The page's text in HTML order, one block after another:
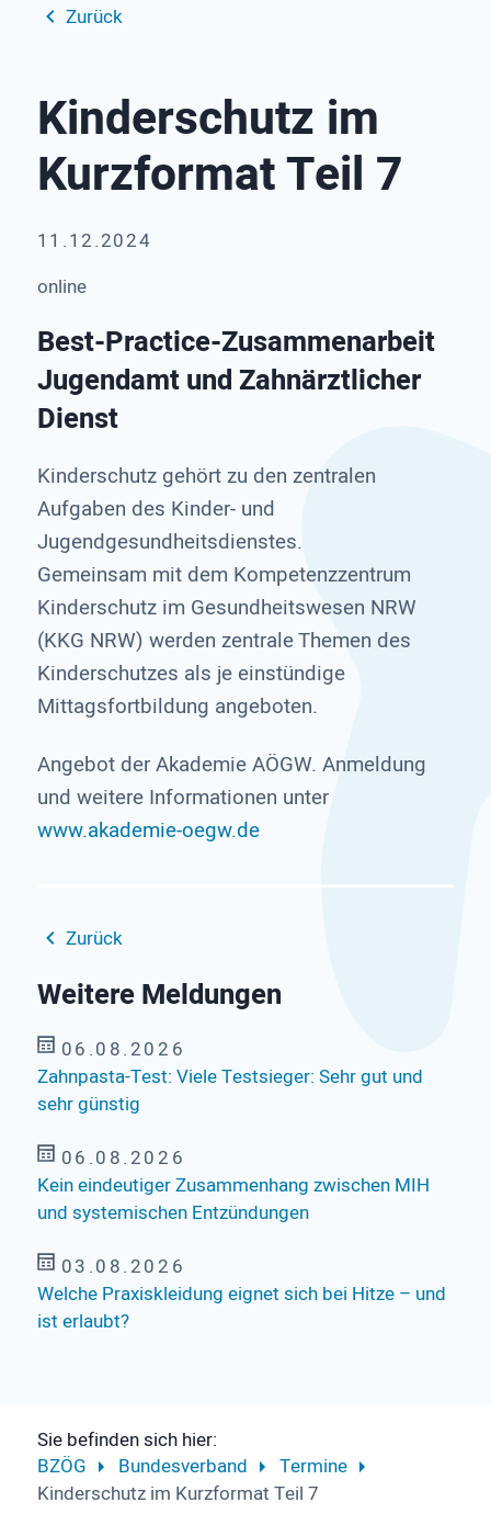
Zurück
Kinderschutz im
Kurzformat Teil 7
11.12.2024
online
Best-Practice-Zusammenarbeit
Jugendamt und Zahnärztlicher
Dienst
Kinderschutz gehört zu den zentralen
Aufgaben des Kinder- und
Jugendgesundheitsdienstes.
Gemeinsam mit dem Kompetenzzentrum
Kinderschutz im Gesundheitswesen NRW
(KKG NRW) werden zentrale Themen des
Kinderschutzes als je einstündige
Mittagsfortbildung angeboten.
Angebot der Akademie AÖGW. Anmeldung
und weitere Informationen unter
www.akademie-oegw.de
Zurück
Weitere Meldungen
06.08.2026
Zahnpasta-Test: Viele Testsieger: Sehr gut und
sehr günstig
06.08.2026
Kein eindeutiger Zusammenhang zwischen MIH
und systemischen Entzündungen
03.08.2026
Welche Praxiskleidung eignet sich bei Hitze – und
ist erlaubt?
Sie befinden sich hier:
BZÖG
Bundesverband
Termine
Kinderschutz im Kurzformat Teil 7